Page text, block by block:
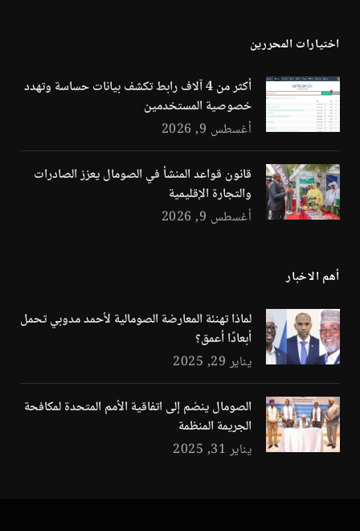
اختيارات المحررين
أكثر من 4 آلاف رابط تكشف بيانات حساسة وتهدد
خصوصية المستخدمين
أغسطس 9, 2026
قانون قواعد المنشأ في الصومال يعزز الصادرات
والتجارة الإقليمية
أغسطس 9, 2026
أهم الاخبار
لماذا تهنئة المعارضة الصومالية لأحمد مدوبي تحمل
أبعادًا أعمق؟
يناير 29, 2025
الصومال ينضم إلى اتفاقية الأمم المتحدة لمكافحة
الجريمة المنظمة
يناير 31, 2025